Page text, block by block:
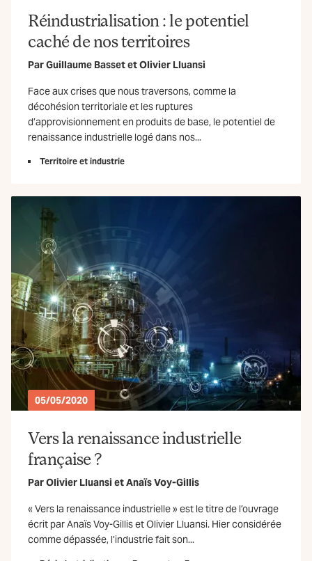
Réindustrialisation : le potentiel
caché de nos territoires
ParGuillaume BassetetOlivier Lluansi
Face aux crises que nous traversons, comme la
décohésion territoriale et les ruptures
d’approvisionnement en produits de base, le potentiel de
renaissance industrielle logé dans nos...
Territoire et industrie
05/05/2020
Vers la renaissance industrielle
française ?
ParOlivier Lluansi etAnaïs Voy-Gillis
« Vers la renaissance industrielle » est le titre de l’ouvrage
écrit par Anaïs Voy-Gillis et Olivier Lluansi. Hier considérée
comme dépassée, l’industrie fait son...